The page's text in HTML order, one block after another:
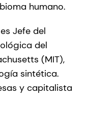
humano.
es Jefe del
del
(MIT),
sintética.
y capitalista